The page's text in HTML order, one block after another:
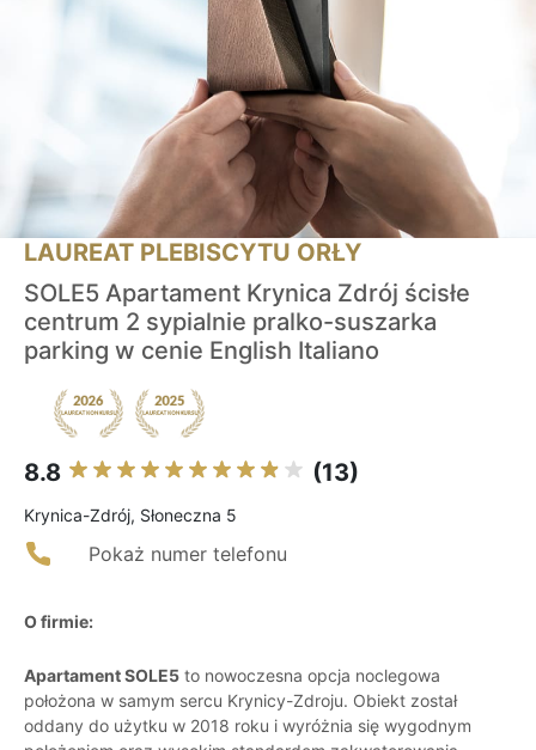
LAUREAT PLEBISCYTU ORŁY
SOLE5 Apartament Krynica Zdrój ścisłe
centrum 2 sypialnie pralko-suszarka
parking w cenie English Italiano
8.8 (13)
Krynica-Zdrój, Słoneczna 5
Pokaż numer telefonu
O firmie:
Apartament SOLE5 to nowoczesna opcja noclegowa
położona w samym sercu Krynicy-Zdroju. Obiekt został
oddany do użytku w 2018 roku i wyróżnia się wygodnym